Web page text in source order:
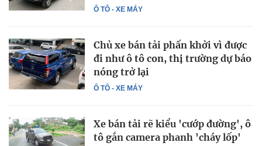
Ô TÔ - XE MÁY
Ô TÔ - XE MÁY
Chủ xe bán tải phấn khởi vì được
đi như ô tô con, thị trường dự báo
nóng trở lại
Xe bán tải rẽ kiểu 'cướp đường', ô
tô gắn camera phanh 'cháy lốp'